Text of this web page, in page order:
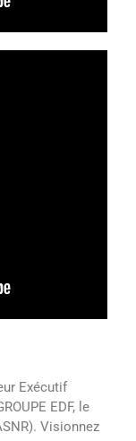
Exécutif
EDF, le
Visionnez